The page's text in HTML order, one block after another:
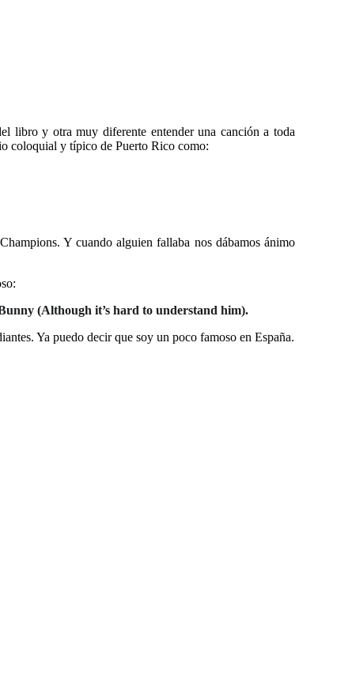
libro y otra muy diferente entender una canción a toda
coloquial y típico de Puerto Rico como:
Y cuando alguien fallaba nos dábamos ánimo
(Although it’s hard to understand him).
Ya puedo decir que soy un poco famoso en España.